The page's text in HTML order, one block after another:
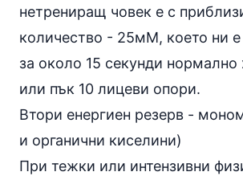
нетрениращ човек е с
количество - 25мМ, което ни е
за около 15 секунди
или пък 10 лицеви опори.
Втори енергиен резерв -
и органични киселини)
При тежки или интензивни